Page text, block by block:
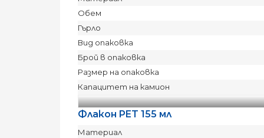
Обем
Гърло
Вид опаковка
Брой в опаковка
Размер на опаковка
Капацитет на камион
Флакон PET 155 мл
Материал